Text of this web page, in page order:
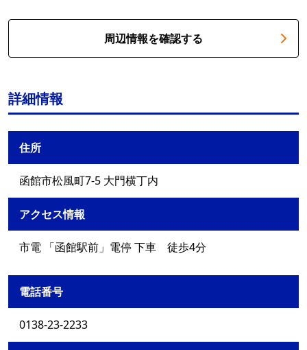
周辺情報を確認する
詳細情報
住所
函館市松風町7-5 大門横丁内
アクセス情報
市電 「函館駅前」電停 下車 徒歩4分
電話番号
0138-23-2233